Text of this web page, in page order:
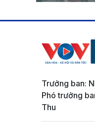
Trưởng ban:
Phó trưởng
Thu